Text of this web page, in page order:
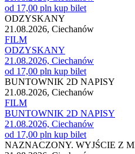
od 17,00 pln kup bilet
ODZYSKANY
21.08.2026, Ciechanów
FILM
ODZYSKANY
21.08.2026, Ciechanów
od 17,00 pln kup bilet
BUNTOWNIK 2D NAPISY
21.08.2026, Ciechanów
FILM
BUNTOWNIK 2D NAPISY
21.08.2026, Ciechanów
od 17,00 pln kup bilet
NAZNACZONY. WYJŚCIE Z